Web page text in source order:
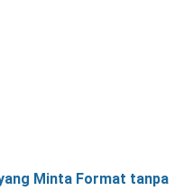
Minta Format tanpa